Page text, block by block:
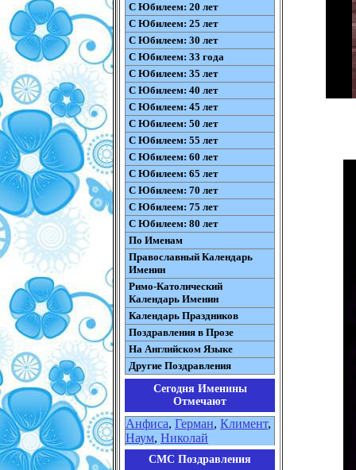
С Юбилеем: 20 лет
С Юбилеем: 25 лет
С Юбилеем: 30 лет
С Юбилеем: 33 года
С Юбилеем: 35 лет
С Юбилеем: 40 лет
С Юбилеем: 45 лет
С Юбилеем: 50 лет
С Юбилеем: 55 лет
С Юбилеем: 60 лет
С Юбилеем: 65 лет
С Юбилеем: 70 лет
С Юбилеем: 75 лет
С Юбилеем: 80 лет
По Именам
Православный Календарь
Именин
Римо-Католический
Календарь Именин
Календарь Праздников
Поздравления в Прозе
На Английском Языке
Другие Поздравления
Сегодня Именины
Отмечают
Анфиса, Герман, Климент,
Наум, Николай
СМС Поздравления